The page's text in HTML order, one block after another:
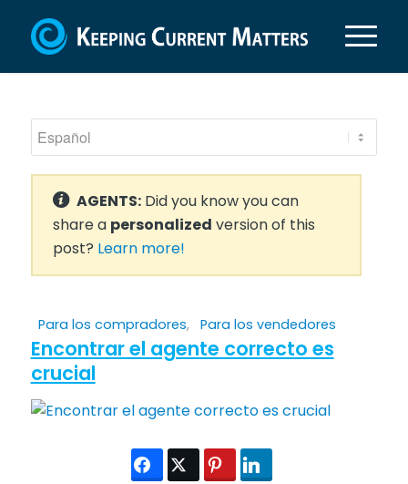
AGENTS:Did you know you can
share a personalized version of this
post? Learn more!
Para los compradores, Para los vendedores
Encontrar el agente correcto es
crucial